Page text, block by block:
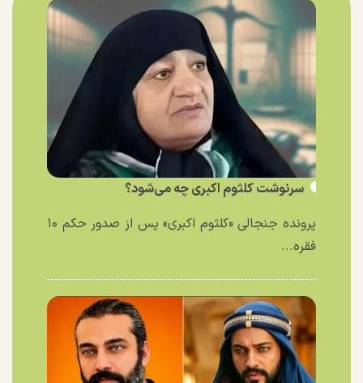
سرنوشت کلثوم اکبری چه می‌شود؟
پرونده جنجالی «کلثوم اکبری» پس از صدور حکم ۱۰
فقره...